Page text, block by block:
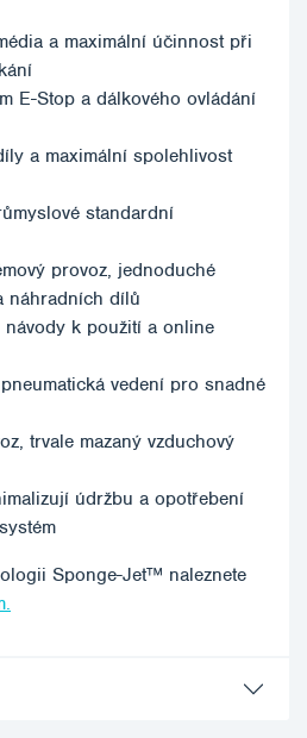
a maximální účinnost při
E-Stop a dálkového ovládání
a maximální spolehlivost
standardní
provoz, jednoduché
náhradních dílů
návody k použití a online
vedení pro snadné
trvale mazaný vzduchový
údržbu a opotřebení
Sponge-Jet™ naleznete